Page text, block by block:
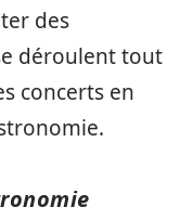
des
déroulent tout
concerts en